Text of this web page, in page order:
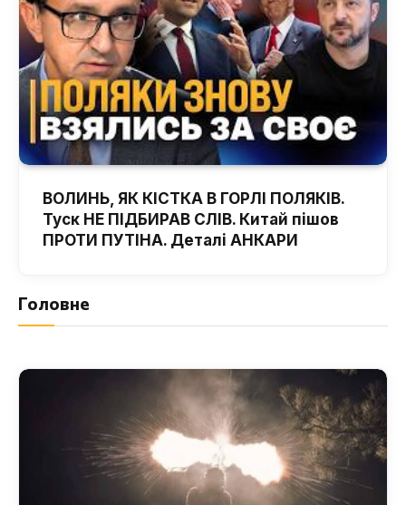
ВОЛИНЬ, ЯК КІСТКА В ГОРЛІ ПОЛЯКІВ.
Туск НЕ ПІДБИРАВ СЛІВ. Китай пішов
ПРОТИ ПУТІНА. Деталі АНКАРИ
Головне